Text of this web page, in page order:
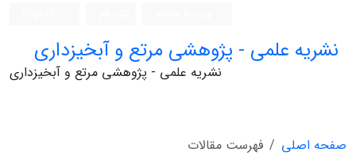
نشریه علمی - پژوهشی مرتع و آبخیزداری
نشریه علمی - پژوهشی مرتع و آبخیزداری
صفحه اصلی
فهرست مقالات